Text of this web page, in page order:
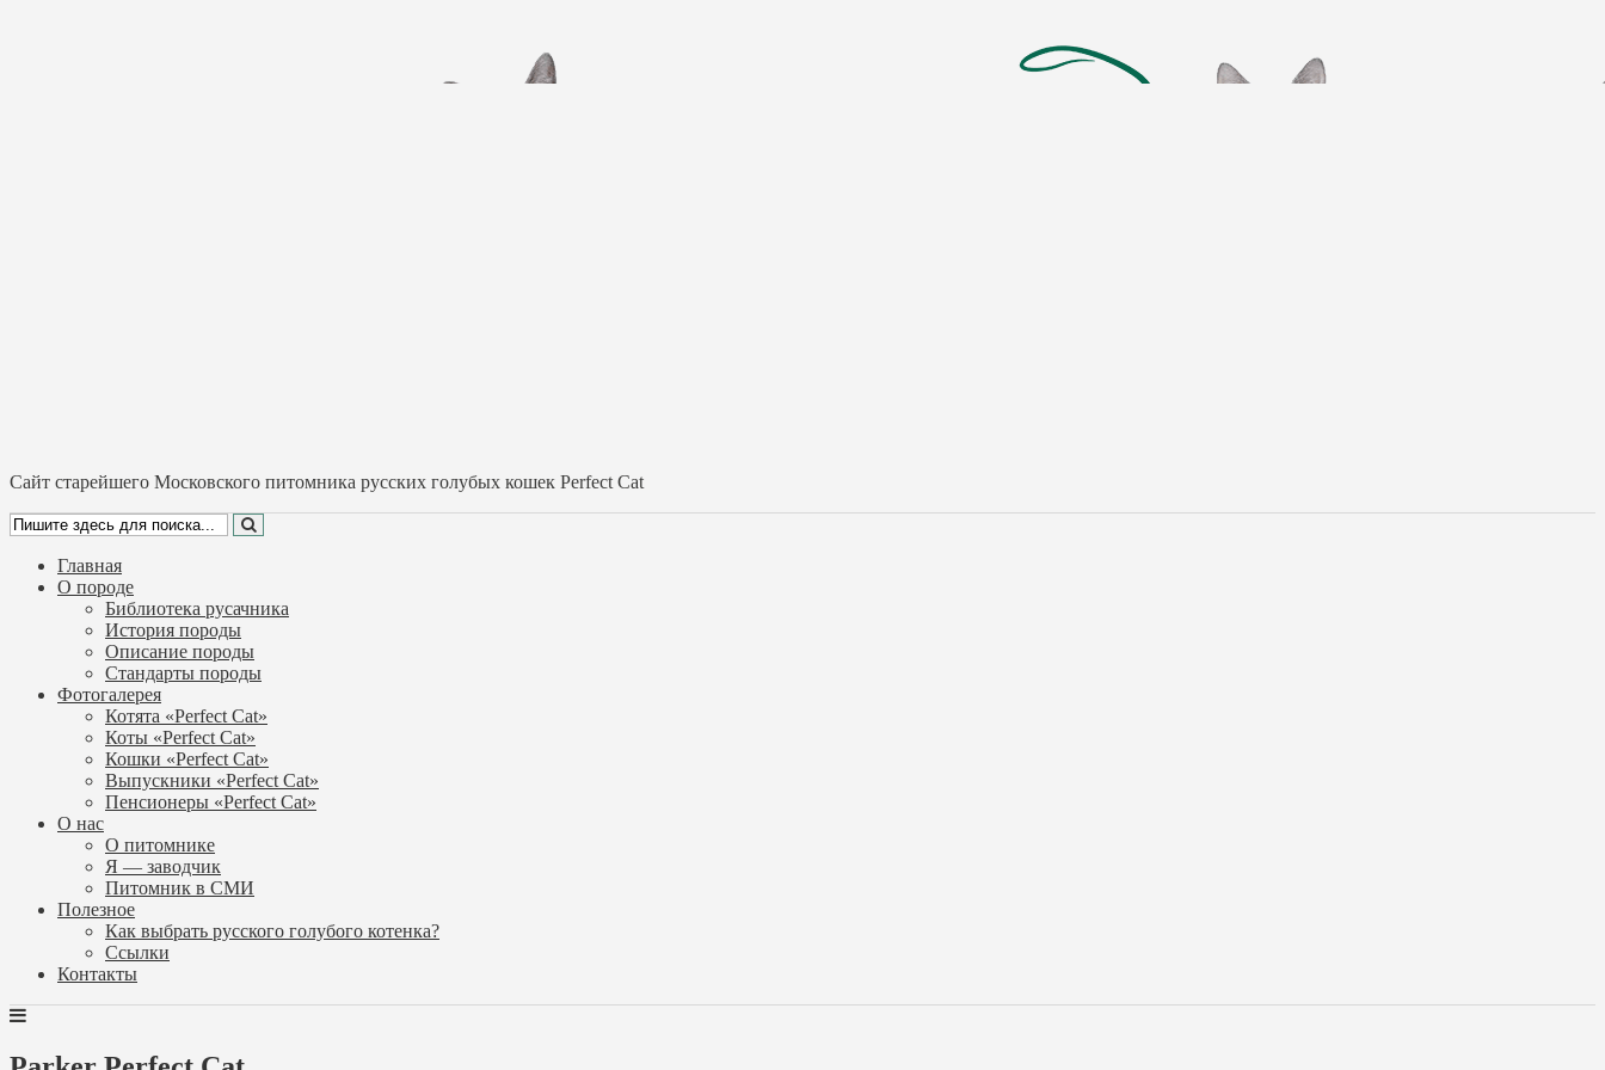
Cайт старейшего Московского питомника русских голубых кошек Perfect Cat
Главная
О породе
Библиотека русачника
История породы
Описание породы
Стандарты породы
Фотогалерея
Котята «Perfect Cat»
Коты «Perfect Cat»
Кошки «Perfect Cat»
Выпускники «Perfect Cat»
Пенсионеры «Perfect Cat»
О нас
О питомнике
Я — заводчик
Питомник в СМИ
Полезное
Как выбрать русского голубого котенка?
Ссылки
Контакты